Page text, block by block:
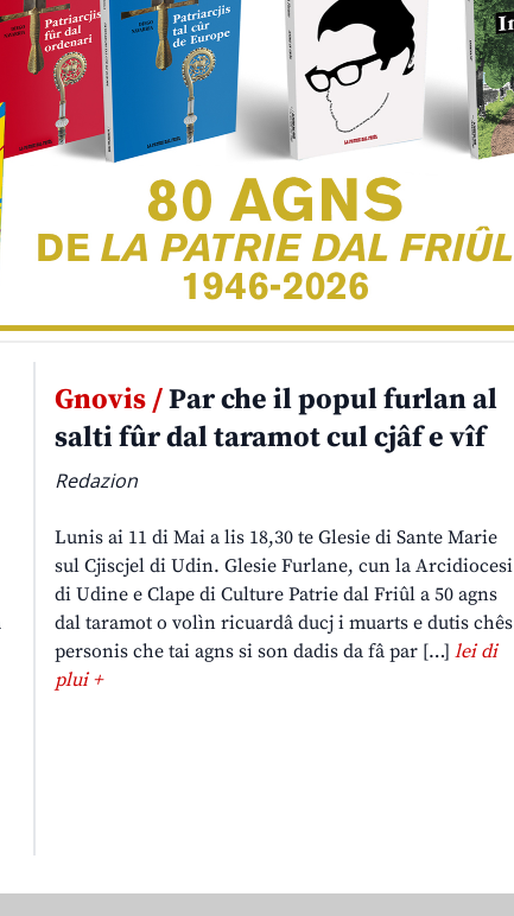
Gnovis /Par che il popul furlan al
salti fûr dal taramot cul cjâf e vîf
Redazion
Lunis ai 11 di Mai a lis 18,30 te Glesie di Sante Marie
sul Cjiscjel di Udin. Glesie Furlane, cun la Arcidiocesi
di Udine e Clape di Culture Patrie dal Friûl a 50 agns
dal taramot o volìn ricuardâ ducj i muarts e dutis chês
personis che tai agns si son dadis da fâ par […] lei di
plui +